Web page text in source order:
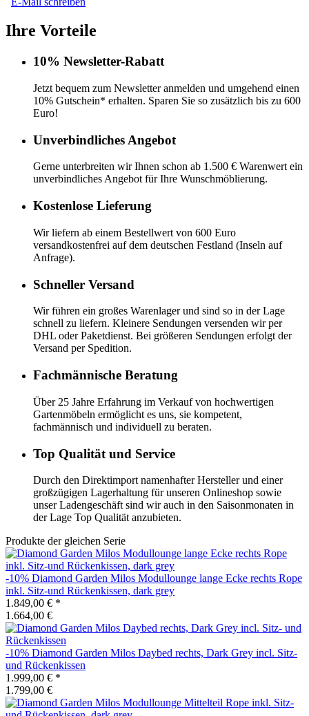
Ihre Vorteile
10% Newsletter-Rabatt
Jetzt bequem zum Newsletter anmelden und umgehend einen
10% Gutschein* erhalten. Sparen Sie so zusätzlich bis zu 600
Euro!
Unverbindliches Angebot
Gerne unterbreiten wir Ihnen schon ab 1.500 € Warenwert ein
unverbindliches Angebot für Ihre Wunschmöblierung.
Kostenlose Lieferung
Wir liefern ab einem Bestellwert von 600 Euro
versandkostenfrei auf dem deutschen Festland (Inseln auf
Anfrage).
Schneller Versand
Wir führen ein großes Warenlager und sind so in der Lage
schnell zu liefern. Kleinere Sendungen versenden wir per
DHL oder Paketdienst. Bei größeren Sendungen erfolgt der
Versand per Spedition.
Fachmännische Beratung
Über 25 Jahre Erfahrung im Verkauf von hochwertigen
Gartenmöbeln ermöglicht es uns, sie kompetent,
fachmännisch und individuell zu beraten.
Top Qualität und Service
Durch den Direktimport namenhafter Hersteller und einer
großzügigen Lagerhaltung für unseren Onlineshop sowie
unser Ladengeschäft sind wir auch in den Saisonmonaten in
der Lage Top Qualität anzubieten.
Produkte der gleichen Serie
-10% Diamond Garden Milos Modullounge lange Ecke rechts Rope
inkl. Sitz-und Rückenkissen, dark grey
1.849,00 € *
1.664,00 €
-10% Diamond Garden Milos Daybed rechts, Dark Grey incl. Sitz-
und Rückenkissen
1.999,00 € *
1.799,00 €